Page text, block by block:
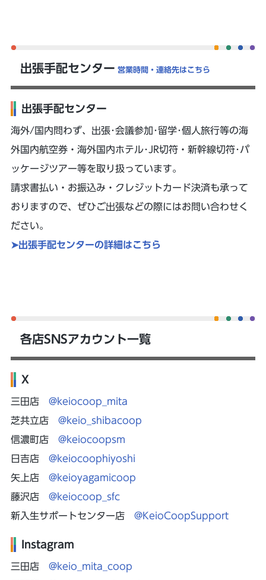
出張手配センター 営業時間・連絡先はこちら
出張手配センター
海外/国内問わず、出張･会議参加･留学･個人旅行等の海
外国内航空券・海外国内ホテル･JR切符・新幹線切符･パ
ッケージツアー等を取り扱っています。
請求書払い・お振込み・クレジットカード決済も承って
おりますので、ぜひご出張などの際にはお問い合わせく
ださい。
➤出張手配センターの詳細はこちら
各店SNSアカウント一覧
X
三田店 @keiocoop_mita
芝共立店 @keio_shibacoop
信濃町店 @keiocoopsm
日吉店 @keiocoophiyoshi
矢上店 @keioyagamicoop
藤沢店 @keiocoop_sfc
新入生サポートセンター店 @KeioCoopSupport
Instagram
三田店 @keio_mita_coop